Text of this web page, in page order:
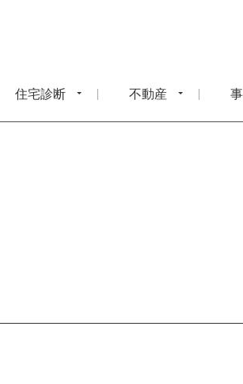
住宅診断 不動産